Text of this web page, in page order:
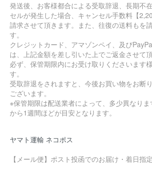
発送後、お客様都合による受取辞退、長期不
セルが発生した場合、キャンセル手数料【
請求させて頂きます。また、往復の送料もを
す。
クレジットカード、アマゾンペイ、及び
は、上記金額を差し引いた上でご返金させて頂
必ず、保管期限内にお受け取りくださいます
す。
受取辞退をされますと、今後お買い物をお断
ございます。
※保管期限は配送業者によって、多少異なり
から1週間ほどが目安となります。
ヤマト運輸 ネコポス
【メール便】ポスト投函でのお届け・着日指